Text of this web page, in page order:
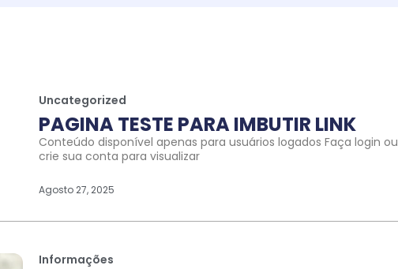
Uncategorized
PAGINA TESTE PARA IMBUTIR LINK
Conteúdo disponível apenas para usuários logados Faça login ou
crie sua conta para visualizar
Agosto 27, 2025
Informações